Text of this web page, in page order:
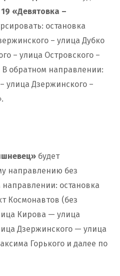
«Девятовка –
остановка
– улица Дубко
– улица Островского –
обратном направлении:
улица Дзержинского –
будет
направлению без
остановка
Космонавтов (без
Кирова — улица
Дзержинского — улица
Горького и далее по